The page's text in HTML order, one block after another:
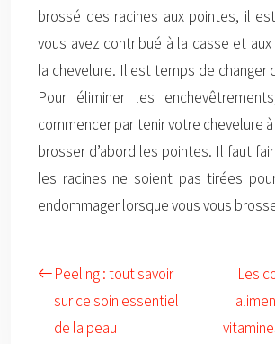
brossé des racines aux pointes, il
vous avez contribué à la casse et
la chevelure. Il est temps de changer
Pour éliminer les
commencer par tenir votre chevelure
brosser d’abord les pointes. Il faut
les racines ne soient pas tirées
endommager lorsque vous vous
Peeling : tout savoir
sur ce soin essentiel
de la peau
Les